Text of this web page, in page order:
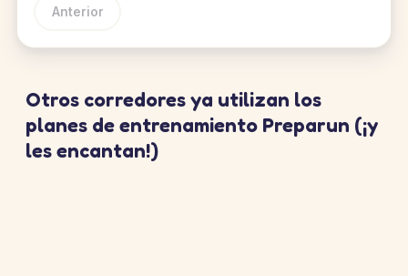
Anterior
Otros corredores ya utilizan los
planes de entrenamiento Preparun (¡y
les encantan!)